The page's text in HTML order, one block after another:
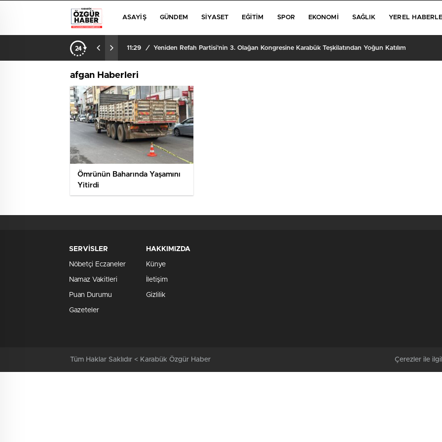
ASAYIŞ GÜNDEM SIYASET EĞITIM SPOR EKONOMI SAĞLIK YEREL
11:29 / Yeniden Refah Partisi’nin 3. Olağan Kongresine Karabük Teşkilatından Yoğun Katılım
afgan Haberleri
Ömrünün Baharında Yaşamını
Yitirdi
SERVİSLER
Nöbetçi Eczaneler
Namaz Vakitleri
Puan Durumu
Gazeteler
HAKKIMIZDA
Künye
İletişim
Gizlilik
Tüm Haklar Saklıdır < Karabük Özgür Haber Çerezler ile